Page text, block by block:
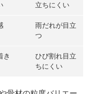
立ちにくい
雨だれが目立
つ
き
ひび割れ目立
ちにくい